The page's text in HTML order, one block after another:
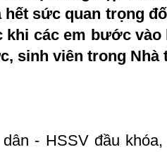
hết sức quan trọng
các em bước
sinh viên trong
- HSSV đầu